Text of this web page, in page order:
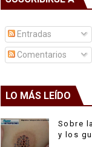
Entradas
Comentarios
LO MÁS LEÍDO
Sobre
y los